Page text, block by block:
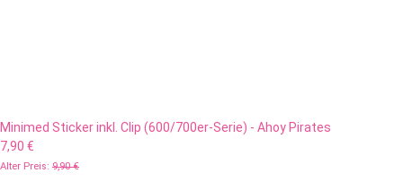
Minimed Sticker inkl. Clip (600/700er-Serie) - Ahoy Pirates
7,90 €
Alter Preis: 9,90 €